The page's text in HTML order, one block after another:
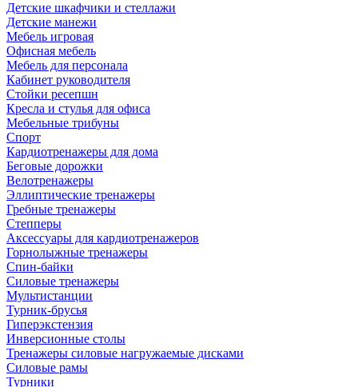
Детские шкафчики и стеллажи
Детские манежи
Мебель игровая
Офисная мебель
Мебель для персонала
Кабинет руководителя
Стойки ресепшн
Кресла и стулья для офиса
Мебельные трибуны
Спорт
Кардиотренажеры для дома
Беговые дорожки
Велотренажеры
Эллиптические тренажеры
Гребные тренажеры
Степперы
Аксессуары для кардиотренажеров
Горнолыжные тренажеры
Спин-байки
Силовые тренажеры
Мультистанции
Турник-брусья
Гиперэкстензия
Инверсионные столы
Тренажеры силовые нагружаемые дисками
Силовые рамы
Турники